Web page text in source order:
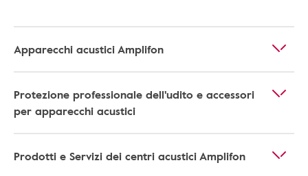
Apparecchi acustici Amplifon
Protezione professionale dell'udito e accessori
per apparecchi acustici
Prodotti e Servizi dei centri acustici Amplifon